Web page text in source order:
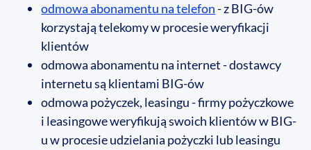
odmowa abonamentu na telefon- z BIG-ów
korzystają telekomy w procesie weryfikacji
klientów
odmowa abonamentu na internet - dostawcy
internetu są klientami BIG-ów
odmowa pożyczek, leasingu - firmy pożyczkowe
i leasingowe weryfikują swoich klientów w BIG-
u w procesie udzielania pożyczki lub leasingu